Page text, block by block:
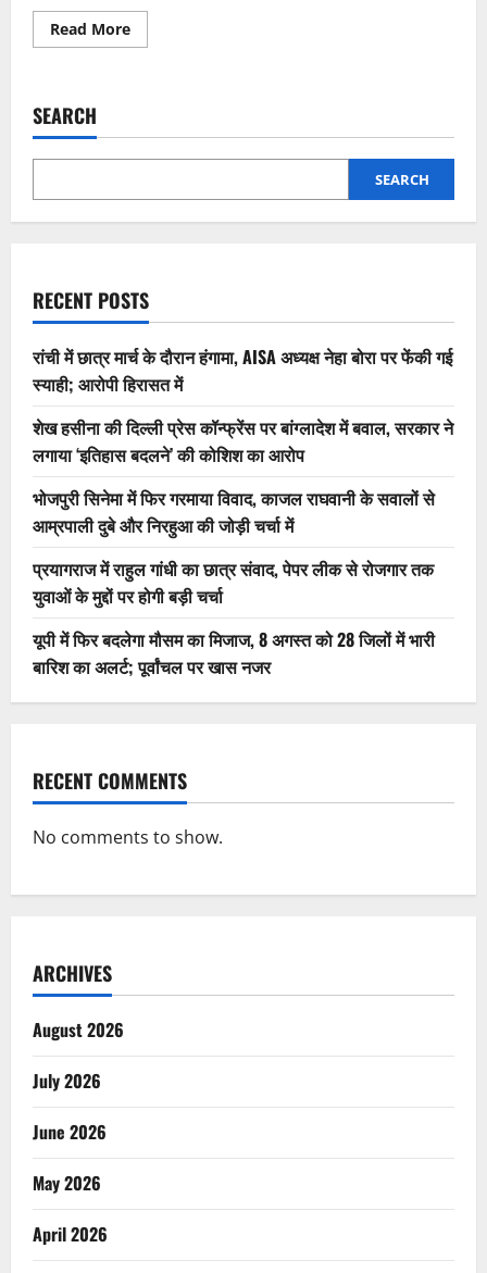
Read MoreRead
more
SEARCH
SEARCH
RECENT POSTS
रांची में छात्र मार्च के दौरान हंगामा, AISA अध्यक्ष नेहा बोरा पर फेंकी गई
स्याही; आरोपी हिरासत में
शेख हसीना की दिल्ली प्रेस कॉन्फ्रेंस पर बांग्लादेश में बवाल, सरकार ने
लगाया ‘इतिहास बदलने’ की कोशिश का आरोप
भोजपुरी सिनेमा में फिर गरमाया विवाद, काजल राघवानी के सवालों से
आम्रपाली दुबे और निरहुआ की जोड़ी चर्चा में
प्रयागराज में राहुल गांधी का छात्र संवाद, पेपर लीक से रोजगार तक
युवाओं के मुद्दों पर होगी बड़ी चर्चा
यूपी में फिर बदलेगा मौसम का मिजाज, 8 अगस्त को 28 जिलों में भारी
बारिश का अलर्ट; पूर्वांचल पर खास नजर
RECENT COMMENTS
No comments to show.
ARCHIVES
August 2026
July 2026
June 2026
May 2026
April 2026